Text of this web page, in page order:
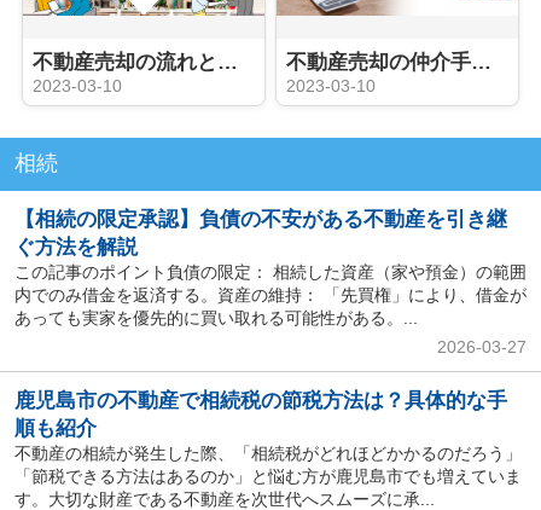
不動産売却の流れとは？媒介契約・売却活動・売却期間についても解説
2023-03-10
不動産売却の仲介手数料とは？
2023-03-10
相続
【相続の限定承認】負債の不安がある不動産を引き継
ぐ方法を解説
この記事のポイント負債の限定： 相続した資産（家や預金）の範囲
内でのみ借金を返済する。資産の維持： 「先買権」により、借金が
あっても実家を優先的に買い取れる可能性がある。...
2026-03-27
鹿児島市の不動産で相続税の節税方法は？具体的な手
順も紹介
不動産の相続が発生した際、「相続税がどれほどかかるのだろう」
「節税できる方法はあるのか」と悩む方が鹿児島市でも増えていま
す。大切な財産である不動産を次世代へスムーズに承...